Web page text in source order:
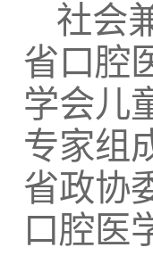
社会
省口腔
学会儿
专家组
省政协
口腔医